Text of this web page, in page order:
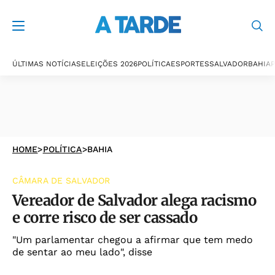
ÚLTIMAS NOTÍCIASELEIÇÕES 2026POLÍTICAESPORTESSALVADORBAHIA
HOME>POLÍTICA>BAHIA
CÂMARA DE SALVADOR
Vereador de Salvador alega racismo
e corre risco de ser cassado
"Um parlamentar chegou a afirmar que tem medo
de sentar ao meu lado", disse